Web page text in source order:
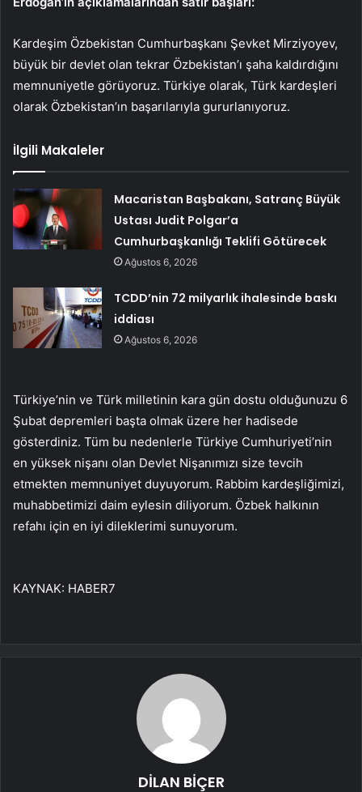
Kardeşim Özbekistan Cumhurbaşkanı Şevket Mirziyoyev,
büyük bir devlet olan tekrar Özbekistan’ı şaha kaldırdığını
memnuniyetle görüyoruz. Türkiye olarak, Türk kardeşleri
olarak Özbekistan’ın başarılarıyla gururlanıyoruz.
İlgili Makaleler
Macaristan Başbakanı, Satranç Büyük
Ustası Judit Polgar’a
Cumhurbaşkanlığı Teklifi Götürecek
Ağustos 6, 2026
TCDD’nin 72 milyarlık ihalesinde baskı
iddiası
Ağustos 6, 2026
Türkiye’nin ve Türk milletinin kara gün dostu olduğunuzu 6
Şubat depremleri başta olmak üzere her hadisede
gösterdiniz. Tüm bu nedenlerle Türkiye Cumhuriyeti’nin
en yüksek nişanı olan Devlet Nişanımızı size tevcih
etmekten memnuniyet duyuyorum. Rabbim kardeşliğimizi,
muhabbetimizi daim eylesin diliyorum. Özbek halkının
refahı için en iyi dileklerimi sunuyorum.
KAYNAK: HABER7
DİLAN BİÇER